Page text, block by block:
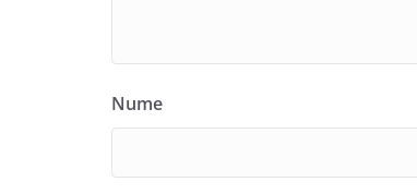
Nume